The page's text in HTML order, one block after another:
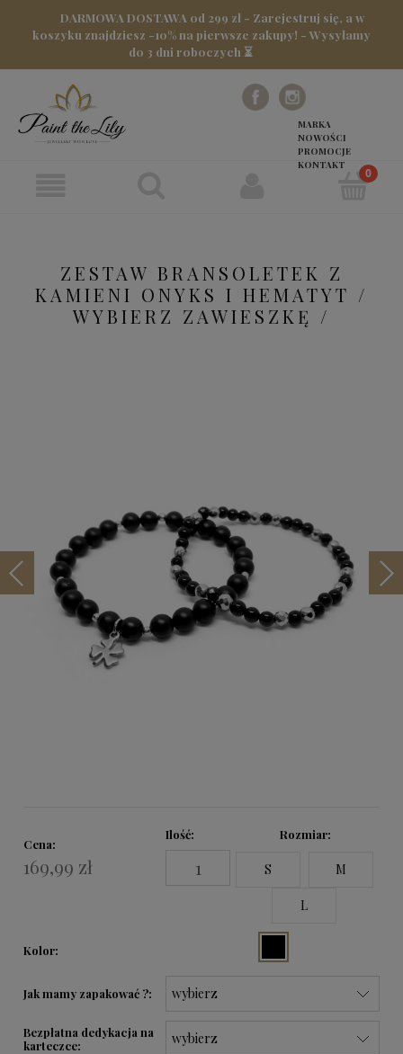
DARMOWA DOSTAWA od 299 zł - Zarejestruj się, a w
koszyku znajdziesz -10% na pierwsze zakupy! - Wysyłamy
do 3 dni roboczych ⏳
MARKA
NOWOŚCI
PROMOCJE
KONTAKT
ZESTAW BRANSOLETEK Z
KAMIENI ONYKS I HEMATYT /
WYBIERZ ZAWIESZKĘ /
Cena:
169,99 zł
Ilość Rozmiar:
S M
L
Kolor:
Jak mamy zapakować ?:
Bezpłatna dedykacja na
karteczce: